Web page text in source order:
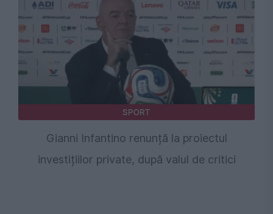
SPORT
Gianni Infantino renunță la proiectul
investițiilor private, după valul de critici